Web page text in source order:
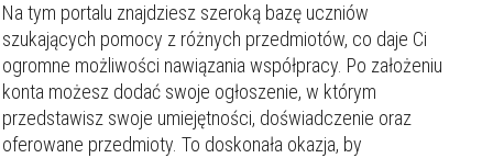
Na tym portalu znajdziesz szeroką bazę uczniów
szukających pomocy z różnych przedmiotów, co daje Ci
ogromne możliwości nawiązania współpracy. Po założeniu
konta możesz dodać swoje ogłoszenie, w którym
przedstawisz swoje umiejętności, doświadczenie oraz
oferowane przedmioty. To doskonała okazja, by